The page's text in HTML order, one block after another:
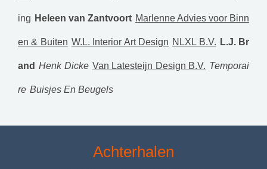
ing Heleen van Zantvoort Marlenne Advies voor Binn
en & Buiten W.L. Interior Art Design NLXL B.V. L.J. Br
and Henk Dicke Van Latesteijn Design B.V. Temporai
re Buisjes En Beugels
Achterhalen